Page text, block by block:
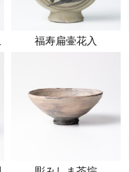
福寿扁壷花入